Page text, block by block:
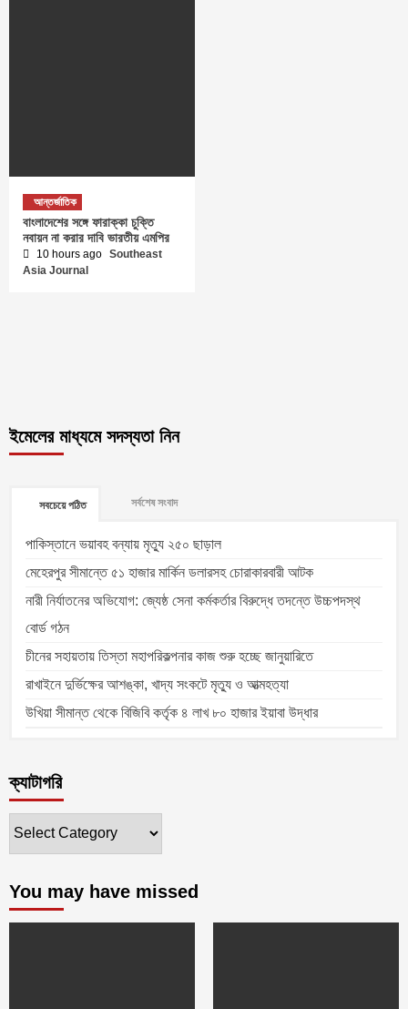
আন্তর্জাতিক
বাংলাদেশের সঙ্গে ফারাক্কা চুক্তি
নবায়ন না করার দাবি ভারতীয় এমপির
10 hours ago Southeast
Asia Journal
ইমেলের মাধ্যমে সদস্যতা নিন
সবচেয়ে পঠিত সর্বশেষ সংবাদ
পাকিস্তানে ভয়াবহ বন্যায় মৃত্যু ২৫০ ছাড়াল
মেহেরপুর সীমান্তে ৫১ হাজার মার্কিন ডলারসহ চোরাকারবারী আটক
নারী নির্যাতনের অভিযোগ: জ্যেষ্ঠ সেনা কর্মকর্তার বিরুদ্ধে তদন্তে উচ্চপদস্থ
বোর্ড গঠন
চীনের সহায়তায় তিস্তা মহাপরিকল্পনার কাজ শুরু হচ্ছে জানুয়ারিতে
রাখাইনে দুর্ভিক্ষের আশঙ্কা, খাদ্য সংকটে মৃত্যু ও আত্মহত্যা
উখিয়া সীমান্ত থেকে বিজিবি কর্তৃক ৪ লাখ ৮০ হাজার ইয়াবা উদ্ধার
ক্যাটাগরি
You may have missed